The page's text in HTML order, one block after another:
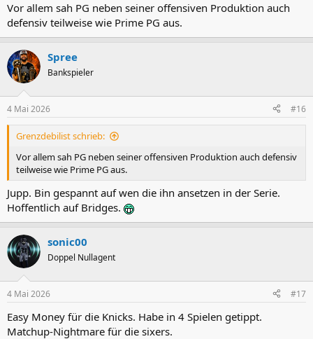
Vor allem sah PG neben seiner offensiven Produktion auch
defensiv teilweise wie Prime PG aus.
Spree
Bankspieler
4 Mai 2026 #16
Grenzdebilist schrieb:
Vor allem sah PG neben seiner offensiven Produktion auch defensiv
teilweise wie Prime PG aus.
Jupp. Bin gespannt auf wen die ihn ansetzen in der Serie.
Hoffentlich auf Bridges.
sonic00
Doppel Nullagent
4 Mai 2026 #17
Easy Money für die Knicks. Habe in 4 Spielen getippt.
Matchup-Nightmare für die sixers.